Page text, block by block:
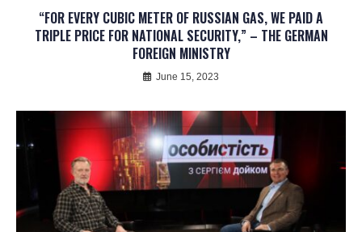
“FOR EVERY CUBIC METER OF RUSSIAN GAS, WE PAID A
TRIPLE PRICE FOR NATIONAL SECURITY,” – THE GERMAN
FOREIGN MINISTRY
June 15, 2023